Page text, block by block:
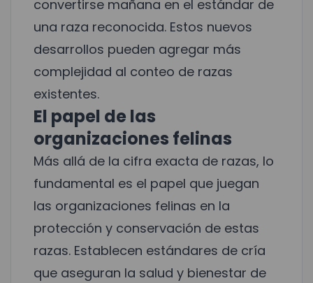
convertirse mañana en el estándar de
una raza reconocida. Estos nuevos
desarrollos pueden agregar más
complejidad al conteo de razas
existentes.
El papel de las
organizaciones felinas
Más allá de la cifra exacta de razas, lo
fundamental es el papel que juegan
las organizaciones felinas en la
protección y conservación de estas
razas. Establecen estándares de cría
que aseguran la salud y bienestar de